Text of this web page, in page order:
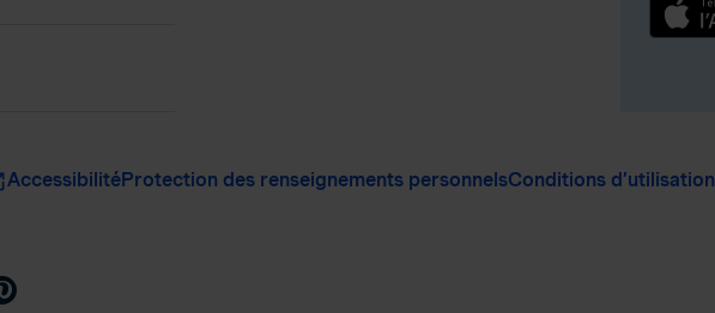
AccessibilitéProtection des renseignements personnelsConditions d’utilisation